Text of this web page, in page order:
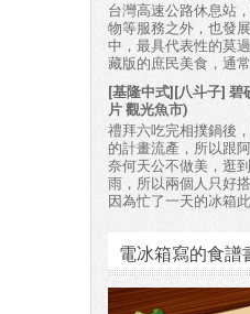
台灣高速公路休息站
物等服務之外，也發
中，最具代表性的莫
藏版的庶民美食，通
[基隆中式][八斗子] 碧
片 觀光魚市)
禮拜六吃完相撲鍋後
的計畫流產，所以跟
奈何天公不做美，逛
雨，所以兩個人只好
因為忙了一天的冰箱此
電冰箱寫的食譜